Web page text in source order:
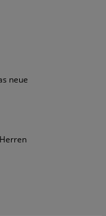
beim Waschen
kannst!
neue